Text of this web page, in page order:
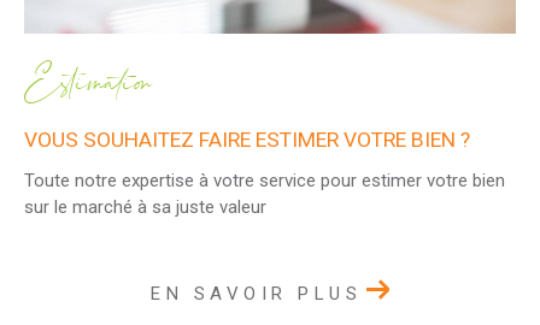
Estimation
VOUS SOUHAITEZ FAIRE ESTIMER VOTRE BIEN ?
Toute notre expertise à votre service pour estimer votre bien
sur le marché à sa juste valeur
EN SAVOIR PLUS